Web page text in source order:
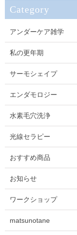
Category
アンダーケア雑学
私の更年期
サーモシェイプ
エンダモロジー
水素毛穴洗浄
光線セラピー
おすすめ商品
お知らせ
ワークショップ
matsunotane